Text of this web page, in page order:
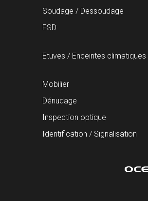
Soudage / Dessoudage
ESD
Etuves / Enceintes climatiques
Mobilier
Dénudage
Inspection optique
Identification / Signalisation